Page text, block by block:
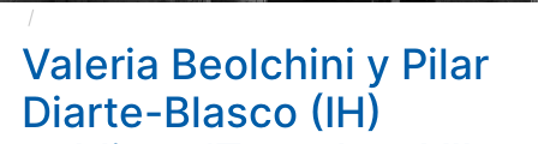
'Tusculum VII : ridefinendo la città medievale
scomparsa' una monografía sobre Tusculum Medieval
Valeria Beolchini y Pilar
Diarte-Blasco (IH)